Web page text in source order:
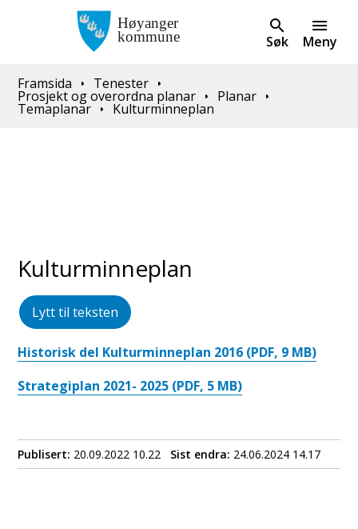
Søk Meny
Du er her:
Framsida Tenester
Prosjekt og overordna planar Planar
Temaplanar Kulturminneplan
Kulturminneplan
Lytt til teksten
Historisk del Kulturminneplan 2016 (PDF, 9 MB)
Strategiplan 2021- 2025 (PDF, 5 MB)
Publisert 20.09.2022 10.22 Sist endra 24.06.2024 14.17